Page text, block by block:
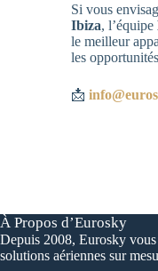
Si vous
Ibiza, l’équipe
le meilleur
les
📩
À Propos d’Eurosky
Depuis 2008, Eurosky vous
solutions aériennes sur